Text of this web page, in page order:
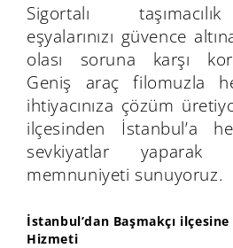
Sigortalı
eşyalarınızı güvence
olası soruna karşı
Geniş araç filomuzla
ihtiyacınıza çözüm
ilçesinden İstanbul’a
sevkiyatlar yaparak
memnuniyeti sunuyoruz.
İstanbul’dan Başmakçı ilçesine
Hizmeti